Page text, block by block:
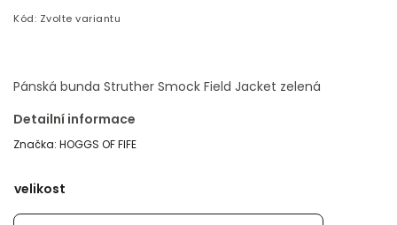
Kód: Zvolte variantu
Pánská bunda Struther Smock Field Jacket zelená
Detailní informace
Značka: HOGGS OF FIFE
velikost